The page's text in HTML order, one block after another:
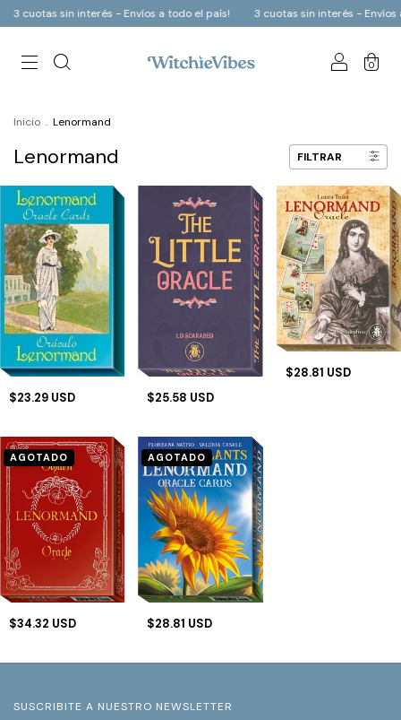
3 cuotas sin interés - Envíos a todo el país! 3 cuotas sin interés - Envíos
0
Inicio . Lenormand
Lenormand FILTRAR
$23.29 USD $25.58 USD
$28.81 USD
AGOTADO
$34.32 USD
AGOTADO
$28.81 USD
SUSCRIBITE A NUESTRO NEWSLETTER